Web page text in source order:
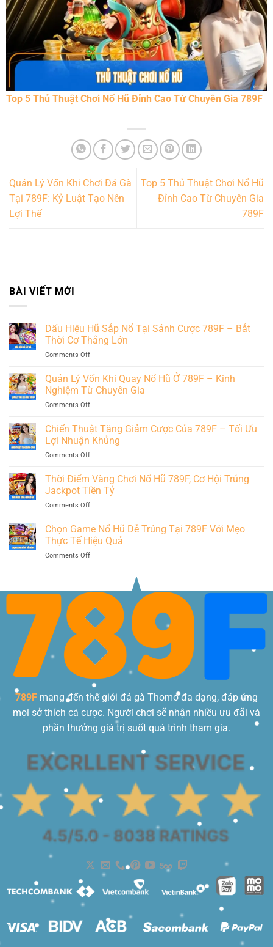
Top 5 Thủ Thuật Chơi Nổ Hũ Đỉnh Cao Từ Chuyên Gia 789F
Quản Lý Vốn Khi Chơi Đá Gà
Tại 789F: Kỷ Luật Tạo Nên
Lợi Thế
Top 5 Thủ Thuật Chơi Nổ Hũ
Đỉnh Cao Từ Chuyên Gia
789F
BÀI VIẾT MỚI
Dấu Hiệu Hũ Sắp Nổ Tại Sảnh Cược 789F – Bắt
Thời Cơ Thắng Lớn
Comments Offon
Hiệu
Hũ
Sắp
Nổ
Sảnh
Cược
Thời
Cơ
Quản Lý Vốn Khi Quay Nổ Hũ Ở 789F – Kinh
Nghiệm Từ Chuyên Gia
Comments Offon
Lý
Vốn
Khi
Quay
Hũ
Ở
Nghiệm
Từ
Chiến Thuật Tăng Giảm Cược Của 789F – Tối Ưu
Lợi Nhuận Khủng
Comments Offon
Thuật
Tăng
Giảm
Cược
789F
–
Tối
Khủng
Thời Điểm Vàng Chơi Nổ Hũ 789F, Cơ Hội Trúng
Jackpot Tiền Tỷ
Comments Offon
Điểm
Vàng
Chơi
Nổ
Trúng
Jackpot
Tiền
Tỷ
Chọn Game Nổ Hũ Dễ Trúng Tại 789F Với Mẹo
Thực Tế Hiệu Quả
Comments Offon
Dễ
Trúng
Tại
789F
Mẹo
Tế
Quả
789F mang đến thế giới đá gà Thomo đa dạng, đáp ứng
mọi sở thích cá cược. Người chơi sẽ nhận nhiều ưu đãi và
phần thưởng giá trị suốt quá trình tham gia.